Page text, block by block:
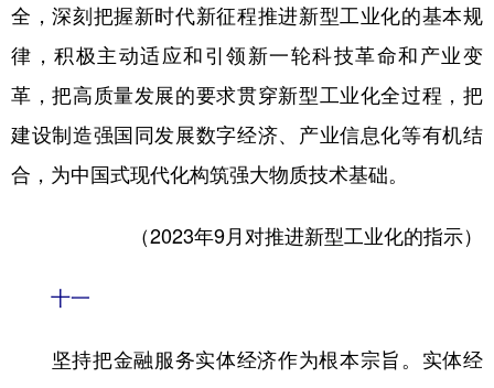
全，深刻把握新时代新征程推进新型工业化的基本规
律，积极主动适应和引领新一轮科技革命和产业变
革，把高质量发展的要求贯穿新型工业化全过程，把
建设制造强国同发展数字经济、产业信息化等有机结
合，为中国式现代化构筑强大物质技术基础。
（2023年9月对推进新型工业化的指示）
十一
坚持把金融服务实体经济作为根本宗旨。实体经